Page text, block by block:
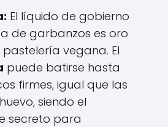
El líquido de gobierno
de garbanzos es oro
vegana. El
puede batirse hasta
firmes, igual que las
siendo el
secreto para